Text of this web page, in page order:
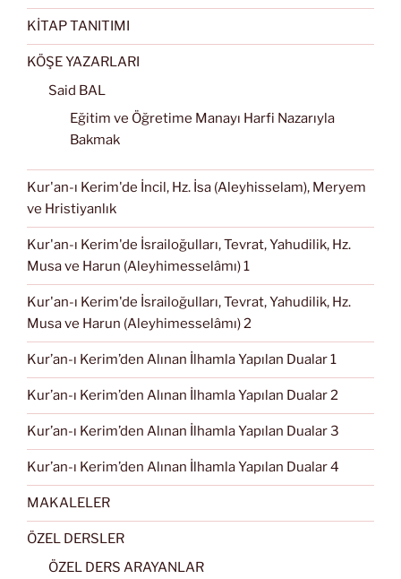
KİTAP TANITIMI
KÖŞE YAZARLARI
Said BAL
Eğitim ve Öğretime Manayı Harfi Nazarıyla
Bakmak
Kur'an-ı Kerim'de İncil, Hz. İsa (Aleyhisselam), Meryem
ve Hristiyanlık
Kur'an-ı Kerim'de İsrailoğulları, Tevrat, Yahudilik, Hz.
Musa ve Harun (Aleyhimesselâmı) 1
Kur'an-ı Kerim'de İsrailoğulları, Tevrat, Yahudilik, Hz.
Musa ve Harun (Aleyhimesselâmı) 2
Kur’an-ı Kerim’den Alınan İlhamla Yapılan Dualar 1
Kur’an-ı Kerim’den Alınan İlhamla Yapılan Dualar 2
Kur’an-ı Kerim’den Alınan İlhamla Yapılan Dualar 3
Kur’an-ı Kerim’den Alınan İlhamla Yapılan Dualar 4
MAKALELER
ÖZEL DERSLER
ÖZEL DERS ARAYANLAR